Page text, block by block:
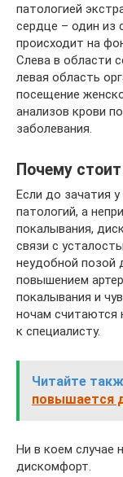
патологией
сердце – один из
происходит на
Слева в области
левая область
посещение
анализов крови
заболевания.
Почему
Если до зачатия
патологий, а
покалывания,
связи с
неудобной позой
повышением
покалывания и
ночам считаются
к специалисту.
Читайте
повышается
Ни в коем случае
дискомфорт.